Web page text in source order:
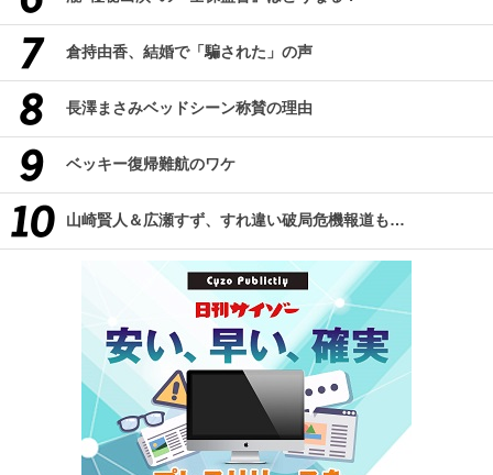
倉持由香、結婚で「騙された」の声
長澤まさみベッドシーン称賛の理由
ベッキー復帰難航のワケ
山崎賢人＆広瀬すず、すれ違い破局危機報道も…